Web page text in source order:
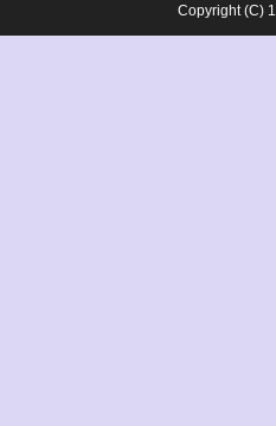
Copyright (C)